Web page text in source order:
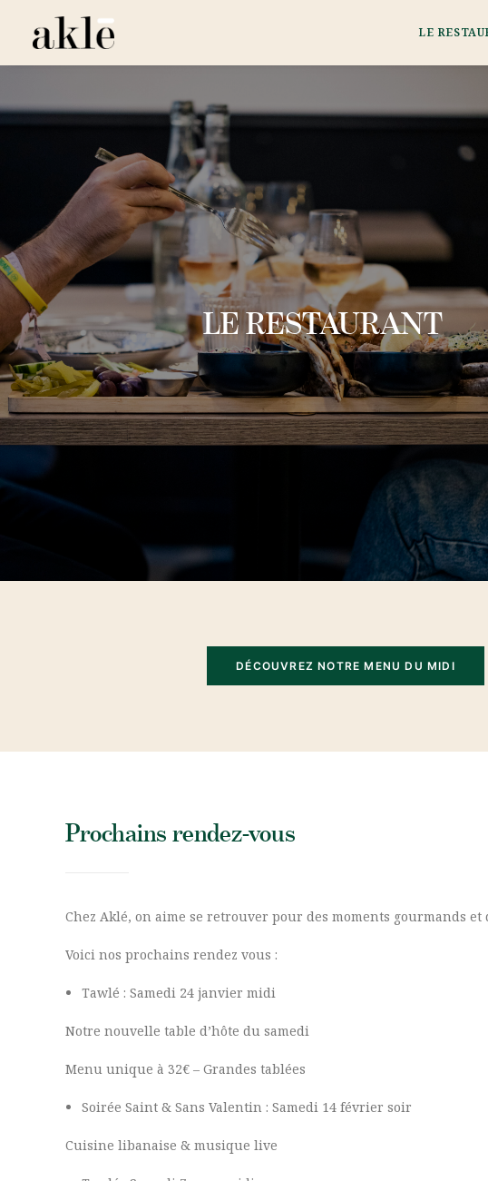
LE
LE RESTAURANT
DÉCOUVREZ NOTRE MENU DU MIDI
Prochains rendez-vous
Chez Aklé, on aime se retrouver pour des moments gourmands et
Voici nos prochains rendez vous :
Tawlé : Samedi 24 janvier midi
Notre nouvelle table d’hôte du samedi
Menu unique à 32€ – Grandes tablées
Soirée Saint & Sans Valentin : Samedi 14 février soir
Cuisine libanaise & musique live